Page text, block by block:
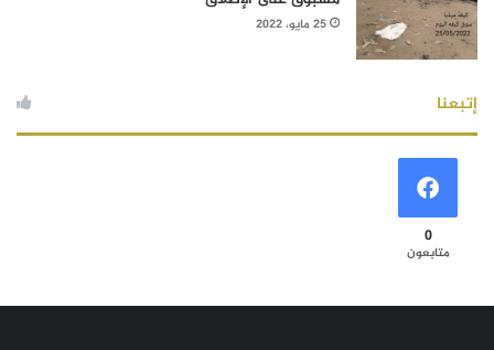
25 مايو، 2022
إتبعنا
0
متابعون